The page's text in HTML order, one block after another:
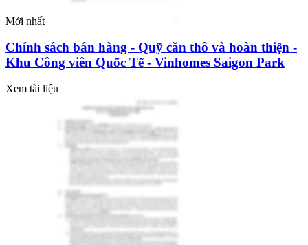
Mới nhất
Chính sách bán hàng - Quỹ căn thô và hoàn thiện -
Khu Công viên Quốc Tế - Vinhomes Saigon Park
Xem tài liệu